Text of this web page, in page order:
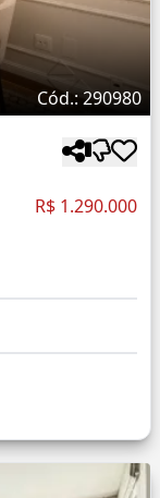
Cód.: 290980
R$ 1.290.000